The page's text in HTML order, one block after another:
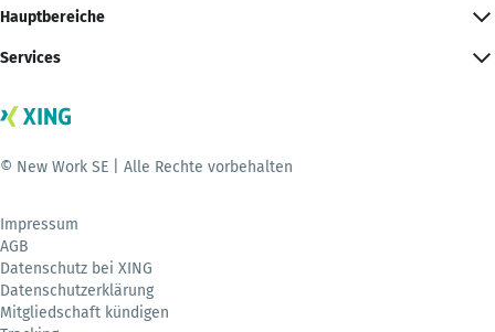
Hauptbereiche
Services
© New Work SE | Alle Rechte vorbehalten
Impressum
AGB
Datenschutz bei XING
Datenschutzerklärung
Mitgliedschaft kündigen